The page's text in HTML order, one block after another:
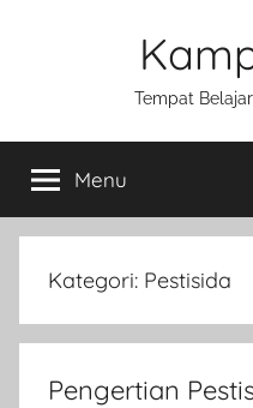
Tempat
Menu
Kategori: Pestisida
Pengertian